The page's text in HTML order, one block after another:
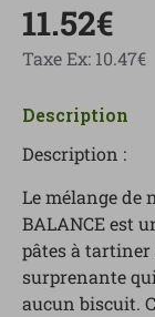
11.52€
Taxe Ex: 10.47€
Description
Description :
Le mélange de
BALANCE est
pâtes à tartiner
surprenante
aucun biscuit.